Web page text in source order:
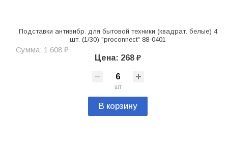
Подставки антивибр. для бытовой техники (квадрат. белые) 4
шт. (1/30) "proconnect" 88-0401
Сумма: 1 608 ₽
Цена: 268 ₽
шт
В корзину